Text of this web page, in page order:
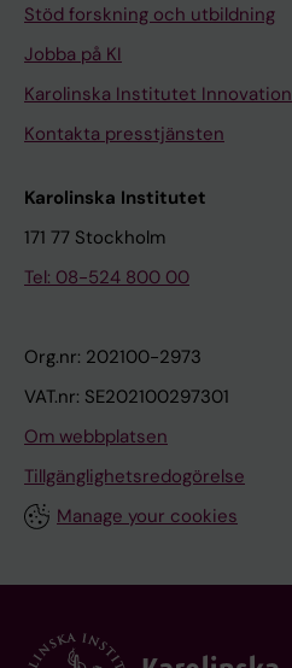
Stöd forskning och utbildning
Jobba på KI
Karolinska Institutet Innovation
Kontakta presstjänsten
Karolinska Institutet
171 77 Stockholm
Tel: 08-524 800 00
Org.nr: 202100-2973
VAT.nr: SE202100297301
Om webbplatsen
Tillgänglighetsredogörelse
Manage your cookies